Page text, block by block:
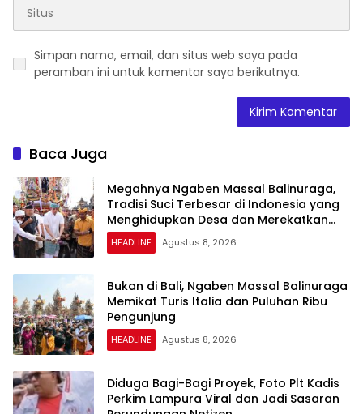
Simpan nama, email, dan situs web saya pada
peramban ini untuk komentar saya berikutnya.
Baca Juga
Megahnya Ngaben Massal Balinuraga,
Tradisi Suci Terbesar di Indonesia yang
Menghidupkan Desa dan Merekatkan
Ikatan Keluarga
HEADLINE Agustus 8, 2026
Bukan di Bali, Ngaben Massal Balinuraga
Memikat Turis Italia dan Puluhan Ribu
Pengunjung
HEADLINE Agustus 8, 2026
Diduga Bagi-Bagi Proyek, Foto Plt Kadis
Perkim Lampura Viral dan Jadi Sasaran